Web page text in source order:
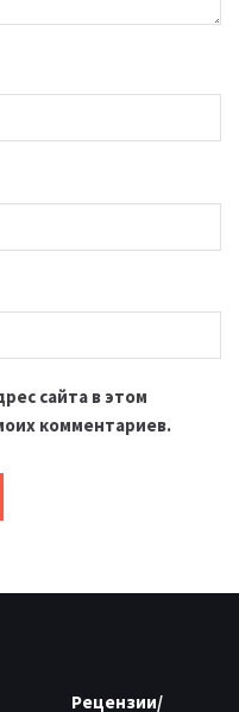
сайта в этом
комментариев.
Рецензии/